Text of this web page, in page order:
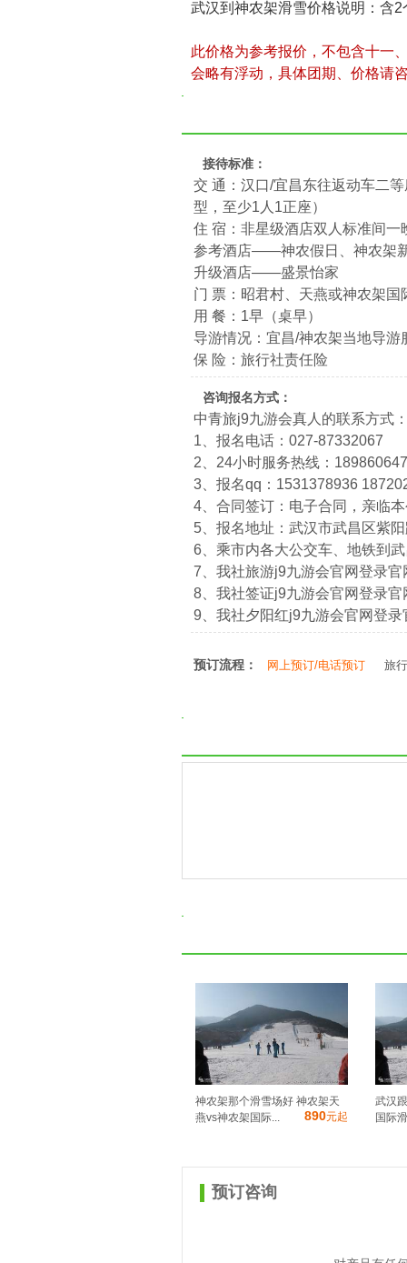
武汉到神农架滑雪价格说明：含
此价格为参考报价，不包含十一
会略有浮动，具体团期、价格请
接待标准：
交 通：汉口/宜昌东往返动车二
型，至少1人1正座）
住 宿：非星级酒店双人标准间一
参考酒店——神农假日、神农架
升级酒店——盛景怡家
门 票：昭君村、天燕或神农架
用 餐：1早（桌早）
导游情况：宜昌/神农架当地导游
保 险：旅行社责任险
咨询报名方式：
中青旅j9九游会真人的联系方式
1、报名电话：027-87332067
2、24小时服务热线：
3、报名qq：1531378936
4、合同签订：电子合同，亲临
5、报名地址：武汉市武昌区紫
6、乘市内各大公交车、地铁到
7、我社旅游j9九游会官网登录
8、我社签证j9九游会官网登录
9、我社夕阳红j9九游会官网登
预订流程： 网上预订/电话预订 旅
神农架那个滑雪场好 神农架天
燕vs神农架国际...
890元起
武汉
国际
预订咨询